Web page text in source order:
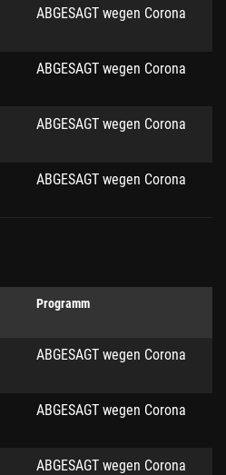
ABGESAGT wegen Corona
ABGESAGT wegen Corona
ABGESAGT wegen Corona
ABGESAGT wegen Corona
Programm
ABGESAGT wegen Corona
ABGESAGT wegen Corona
ABGESAGT wegen Corona